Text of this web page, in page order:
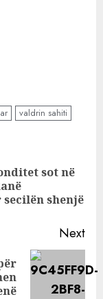
valdrin sahiti
sot në
shenjë
Next